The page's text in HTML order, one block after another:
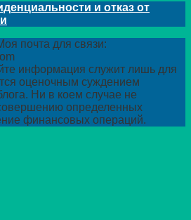
и отказ от
почта для связи:
информация служит лишь для
оценочным суждением
Ни в коем случае не
определенных
финансовых операций.